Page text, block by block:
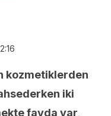
kozmetiklerden
iki
fayda var,